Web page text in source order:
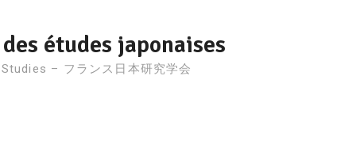
études japonaises
– フランス日本研究学会